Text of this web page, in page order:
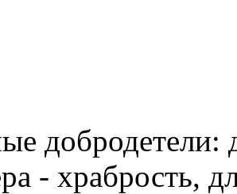
добродетели:
- храбрость,